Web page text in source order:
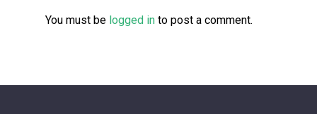
You must be logged in to post a comment.